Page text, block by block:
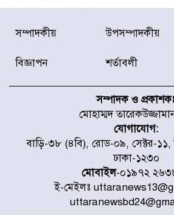
বিদ্যুৎ-জ্বালানি
চেষ্টা করছে একটি
৫ আহত, চীনে
চিকিৎসা খাতে
বরাদ্দের ঘোষণা
জুলাই জাদুঘর
নেতারা
সম্পাদকীয় উপসম্পাদকীয়
বিজ্ঞাপন শর্তাবলী
সম্পাদক ও
মোহাম্মদ
যোগাযোগ:
বাড়ি-৩৮ (৪বি), রোড-০৯, সেক্টর-১১,
ঢাকা-১২৩০
মোবাইল-০১৯৭২
ই-মেইলঃ